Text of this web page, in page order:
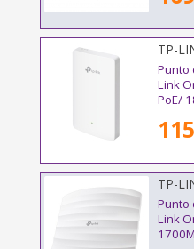
TP-
Punto
Link
PoE/
ax/
TP-
Punto
Link